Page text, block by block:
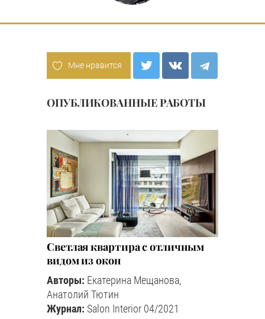
Мне нравится
ОПУБЛИКОВАННЫЕ РАБОТЫ
Светлая квартира с отличным
видом из окон
Авторы: Екатерина Мещанова,
Анатолий Тютин
Журнал: Salon Interior 04/2021